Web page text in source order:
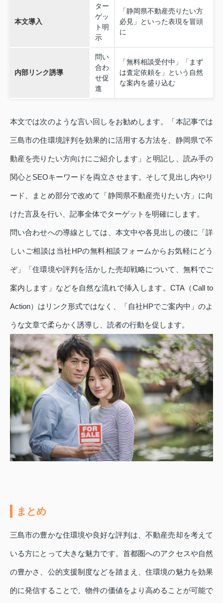
本文導入
ター
ゲッ
ト明
示
「静岡県不動産売りたい方
必見」といった表現を冒頭
に
内部リンク誘導
問い
合わ
せ促
進
「無料相談受付中」「まず
は査定依頼を」という自然
な案内を盛り込む
本文では次のような言い回しをお勧めします。「本記事では
三島市の住環境評判を効果的に活用する方法を、静岡県で不
動産を売りたい方向けにご紹介します」と明記し、読み手の
関心とSEOキーワードを両立させます。そして見出し内やリ
ード、まとめ部分で改めて「静岡県不動産売りたい方」に向
けた言及を行い、記事全体でターゲットを明確にします。
問い合わせへの導線としては、本文中や各見出しの後に「詳
しいご相談は当社HPの無料相談フォームからお気軽にどう
ぞ」「住環境や評判を活かした売却戦略について、無料でご
案内します」などを自然な流れで挿入します。CTA（Call to
Action）はリンク形式ではなく、「自社HPでご案内中」のよ
うな文章で柔らかく誘導し、読者の行動を促します。
まとめ
三島市の豊かな住環境や良好な評判は、不動産売却を考えて
いる方にとって大きな魅力です。首都圏へのアクセスや自然
の豊かさ、公的支援制度などを踏まえ、住環境の魅力を効果
的に発信することで、物件の価値をより高めることが可能で